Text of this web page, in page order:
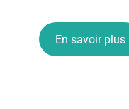
En savoir plus